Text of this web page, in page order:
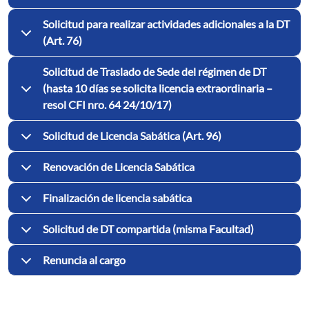
Solicitud para realizar actividades adicionales a la DT
(Art. 76)
Solicitud de Traslado de Sede del régimen de DT
(hasta 10 días se solicita licencia extraordinaria –
resol CFI nro. 64 24/10/17)
Solicitud de Licencia Sabática (Art. 96)
Renovación de Licencia Sabática
Finalización de licencia sabática
Solicitud de DT compartida (misma Facultad)
Renuncia al cargo